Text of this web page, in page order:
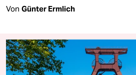
Von Günter Ermlich